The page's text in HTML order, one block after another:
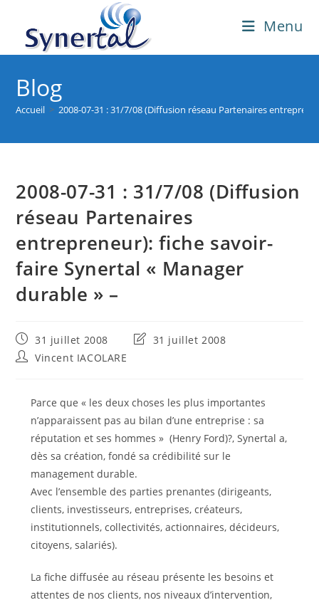
content
Menu
Blog
Accueil > 2008-07-31 : 31/7/08 (Diffusion réseau Partenaires
2008-07-31 : 31/7/08 (Diffusion
réseau Partenaires
entrepreneur): fiche savoir-
faire Synertal « Manager
durable » –
Publication
publiée :
31 juillet 2008
Dernière
31 juillet 2008
Auteur/autrice
publication :
Vincent IACOLARE
Parce que « les deux choses les plus importantes
n’apparaissent pas au bilan d’une entreprise : sa
réputation et ses hommes » (Henry Ford)?, Synertal a,
dès sa création, fondé sa crédibilité sur le
management durable.
Avec l’ensemble des parties prenantes (dirigeants,
clients, investisseurs, entreprises, créateurs,
institutionnels, collectivités, actionnaires, décideurs,
citoyens, salariés).
La fiche diffusée au réseau présente les besoins et
attentes de nos clients, nos niveaux d’intervention,